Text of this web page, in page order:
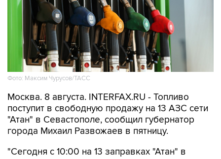
Фото: Максим Чурусов/ТАСС
Москва. 8 августа. INTERFAX.RU - Топливо
поступит в свободную продажу на 13 АЗС сети
"Атан" в Севастополе, сообщил губернатор
города Михаил Развожаев в пятницу.
"Сегодня с 10:00 на 13 заправках "Атан" в